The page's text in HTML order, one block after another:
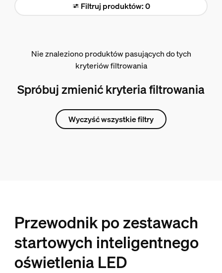
Filtruj produktów: 0
Nie znaleziono produktów pasujących do tych
kryteriów filtrowania
Spróbuj zmienić kryteria filtrowania
Wyczyść wszystkie filtry
Przewodnik po zestawach
startowych inteligentnego
oświetlenia LED